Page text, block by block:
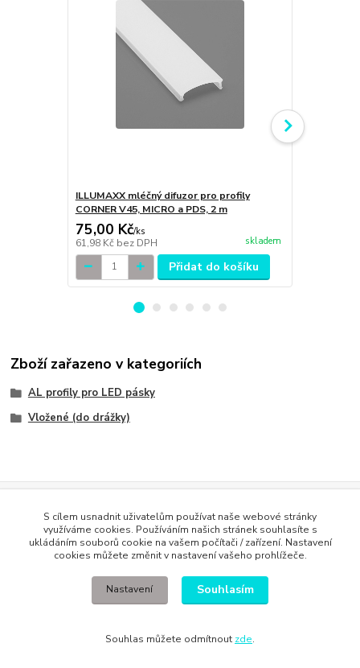
ILLUMAXX mléčný difuzor pro profily
CORNER V45, MICRO a PDS, 2 m
75,00 Kč/ks
61,98 Kč bez DPH skladem
Přidat do košíku
Zboží zařazeno v kategoriích
AL profily pro LED pásky
Vložené (do drážky)
Podle zákona o evidenci tržeb je prodávající povinen vystavit
kupujícímu účtenku. Zároveň je povinen zaevidovat přijatou tržbu u
správce daně online; v případě technického výpadku pak nejpozději do
S cílem usnadnit uživatelům používat naše webové stránky
využíváme cookies. Používáním našich stránek souhlasíte s
ukládáním souborů cookie na vašem počítači / zařízení. Nastavení
cookies můžete změnit v nastavení vašeho prohlížeče.
Nastavení Souhlasím
Souhlas můžete odmítnout zde.